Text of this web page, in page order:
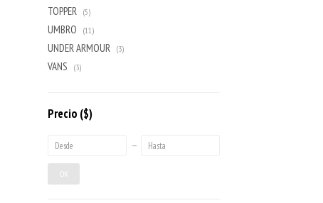
TOPPER (5)
UMBRO (11)
UNDER ARMOUR (3)
VANS (3)
Precio ($)
OK